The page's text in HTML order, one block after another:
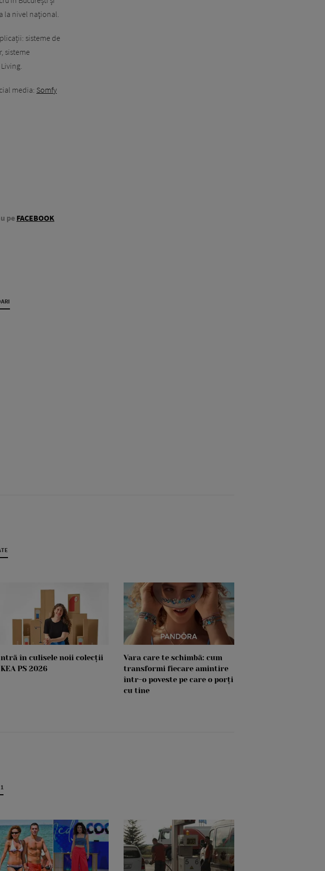
la nivel naţional.
sisteme de
sisteme
media: Somfy
pe FACEBOOK
în culisele noii colecții
PS 2026
Vara care te schimbă: cum
transformi fiecare amintire
într-o poveste pe care o porți
cu tine